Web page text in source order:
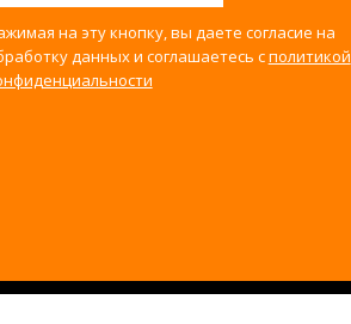
на эту кнопку, вы даете согласие на
данных и соглашаетесь сполитикой